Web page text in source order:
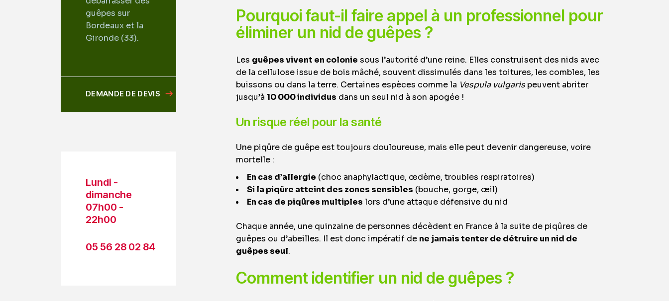
guêpes sur
Bordeaux et la
Gironde (33).
DEMANDE DE DEVIS
Lundi -
dimanche
07h00 -
22h00
05 56 28 02 84
Pourquoi faut-il faire appel à un professionnel pour
éliminer un nid de guêpes ?
Les guêpes vivent en colonie sous l’autorité d’une reine. Elles construisent des nids avec
de la cellulose issue de bois mâché, souvent dissimulés dans les toitures, les combles, les
buissons ou dans la terre. Certaines espèces comme la Vespula vulgarispeuvent abriter
jusqu’à 10 000 individus dans un seul nid à son apogée !
Un risque réel pour la santé
Une piqûre de guêpe est toujours douloureuse, mais elle peut devenir dangereuse, voire
mortelle :
En cas d’allergie (choc anaphylactique, œdème, troubles respiratoires)
Si la piqûre atteint des zones sensibles (bouche, gorge, œil)
En cas de piqûres multiples lors d’une attaque défensive du nid
Chaque année, une quinzaine de personnes décèdent en France à la suite de piqûres de
guêpes ou d’abeilles. Il est donc impératif de ne jamais tenter de détruire un nid de
guêpes seul.
Comment identifier un nid de guêpes ?